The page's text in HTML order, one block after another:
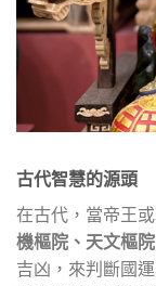
古代智慧的源頭
在古代，當帝王
機樞院、天文樞
吉凶，來判斷國